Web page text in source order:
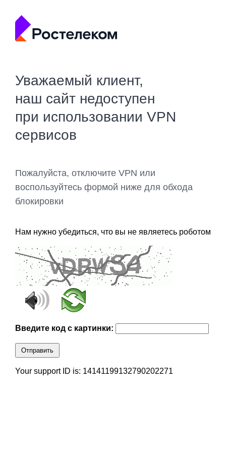
Уважаемый клиент,
наш сайт недоступен
при использовании VPN
сервисов
Пожалуйста, отключите VPN или
воспользуйтесь формой ниже для обхода
блокировки
Нам нужно убедиться, что вы не являетесь роботом
Введите код с картинки:
Отправить
Your support ID is: 14141199132790202271